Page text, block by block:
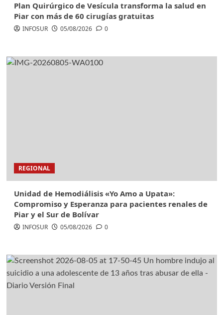
Plan Quirúrgico de Vesícula transforma la salud en
Piar con más de 60 cirugías gratuitas
INFOSUR 05/08/2026 0
REGIONAL
Unidad de Hemodiálisis «Yo Amo a Upata»:
Compromiso y Esperanza para pacientes renales de
Piar y el Sur de Bolívar
INFOSUR 05/08/2026 0